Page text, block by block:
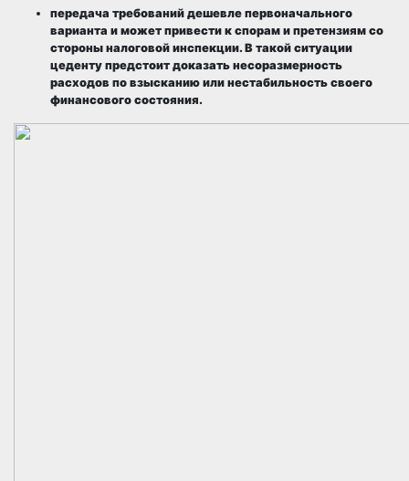
передача требований дешевле первоначального
варианта и может привести к спорам и претензиям со
стороны налоговой инспекции. В такой ситуации
цеденту предстоит доказать несоразмерность
расходов по взысканию или нестабильность своего
финансового состояния.